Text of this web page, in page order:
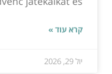
קרא עוד »
יול 29, 2026